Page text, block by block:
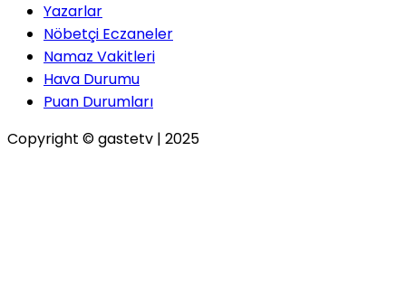
Yazarlar
Nöbetçi Eczaneler
Namaz Vakitleri
Hava Durumu
Puan Durumları
Copyright © gastetv | 2025